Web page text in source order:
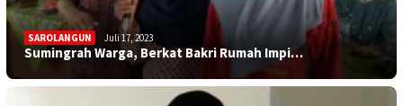
SAROLANGUN Juli 17, 2023
Sumingrah Warga, Berkat Bakri Rumah Impi…